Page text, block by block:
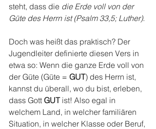
steht, dass die die Erde voll von der
Güte des Herrn ist (Psalm 33,5; Luther).
Doch was heißt das praktisch? Der
Jugendleiter definierte diesen Vers in
etwa so: Wenn die ganze Erde voll von
der Güte (Güte = GUT) des Herrn ist,
kannst du überall, wo du bist, erleben,
dass Gott GUT ist! Also egal in
welchem Land, in welcher familiären
Situation, in welcher Klasse oder Beruf,